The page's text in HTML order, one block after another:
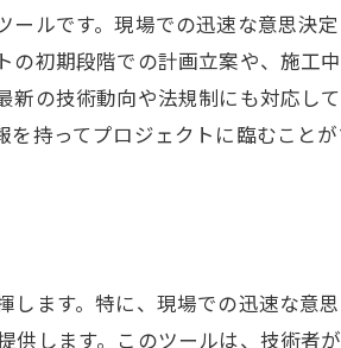
ルです。現場での迅速な意思決
初期段階での計画立案や、施工
の技術動向や法規制にも対応し
持ってプロジェクトに臨むこと
ます。特に、現場での迅速な意
します。このツールは、技術者